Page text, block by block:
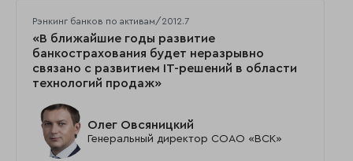
Рэнкинг банков по активам/2012.7
«В ближайшие годы развитие
банкострахования будет неразрывно
связано с развитием IT-решений в области
технологий продаж»
Олег Овсяницкий
Генеральный директор СОАО «ВСК»